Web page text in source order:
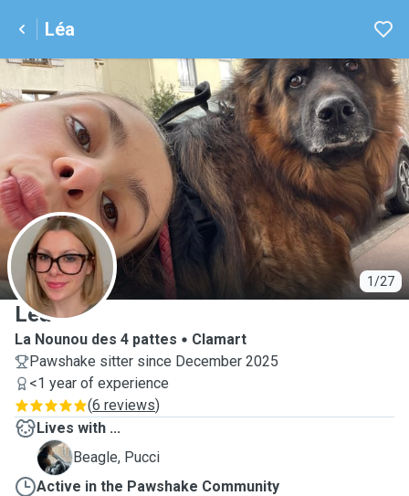
Léa
1/27
L
Léa
La Nounou des 4 pattes
Clamart
Pawshake sitter since December 2025
<1 year of experience
(6 reviews)
Lives with ...
P
Beagle, Pucci
Active in the Pawshake Community